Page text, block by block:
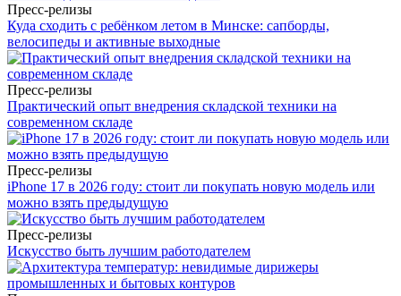
Пресс-релизы
Куда сходить с ребёнком летом в Минске: сапборды,
велосипеды и активные выходные
Пресс-релизы
Практический опыт внедрения складской техники на
современном складе
Пресс-релизы
iPhone 17 в 2026 году: стоит ли покупать новую модель или
можно взять предыдущую
Пресс-релизы
Искусство быть лучшим работодателем